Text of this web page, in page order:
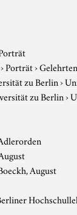
›Porträt›
zu Berlin›
zu Berlin›
August